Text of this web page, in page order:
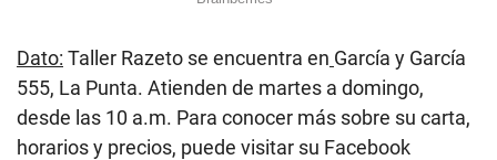
Dato: Taller Razeto se encuentra en García y García
555, La Punta. Atienden de martes a domingo,
desde las 10 a.m. Para conocer más sobre su carta,
horarios y precios, puede visitar su Facebook